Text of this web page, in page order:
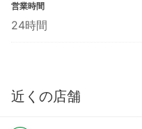
営業時間
24時間
近くの店舗